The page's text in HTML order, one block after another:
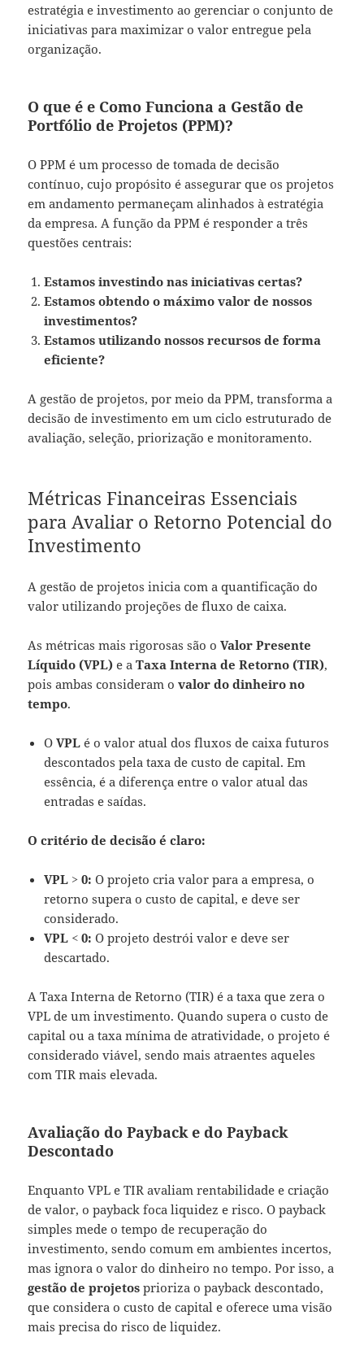
estratégia e investimento ao gerenciar o conjunto de
iniciativas para maximizar o valor entregue pela
organização.
O que é e Como Funciona a Gestão de
Portfólio de Projetos (PPM)?
O PPM é um processo de tomada de decisão
contínuo, cujo propósito é assegurar que os projetos
em andamento permaneçam alinhados à estratégia
da empresa. A função da PPM é responder a três
questões centrais:
Estamos investindo nas iniciativas certas?
Estamos obtendo o máximo valor de nossos
investimentos?
Estamos utilizando nossos recursos de forma
eficiente?
A gestão de projetos, por meio da PPM, transforma a
decisão de investimento em um ciclo estruturado de
avaliação, seleção, priorização e monitoramento.
Métricas Financeiras Essenciais
para Avaliar o Retorno Potencial do
Investimento
A gestão de projetos inicia com a quantificação do
valor utilizando projeções de fluxo de caixa.
As métricas mais rigorosas são oValor Presente
Líquido (VPL) e aTaxa Interna de Retorno (TIR),
pois ambas consideram ovalor do dinheiro no
tempo.
OVPL é o valor atual dos fluxos de caixa futuros
descontados pela taxa de custo de capital. Em
essência, é a diferença entre o valor atual das
entradas e saídas.
O critério de decisão é claro:
VPL > 0: O projeto cria valor para a empresa, o
retorno supera o custo de capital, e deve ser
considerado.
VPL < 0: O projeto destrói valor e deve ser
descartado.
A Taxa Interna de Retorno (TIR) é a taxa que zera o
VPL de um investimento. Quando supera o custo de
capital ou a taxa mínima de atratividade, o projeto é
considerado viável, sendo mais atraentes aqueles
com TIR mais elevada.
Avaliação do Payback e do Payback
Descontado
Enquanto VPL e TIR avaliam rentabilidade e criação
de valor, o payback foca liquidez e risco. O payback
simples mede o tempo de recuperação do
investimento, sendo comum em ambientes incertos,
mas ignora o valor do dinheiro no tempo. Por isso, a
gestão de projetos prioriza o payback descontado,
que considera o custo de capital e oferece uma visão
mais precisa do risco de liquidez.